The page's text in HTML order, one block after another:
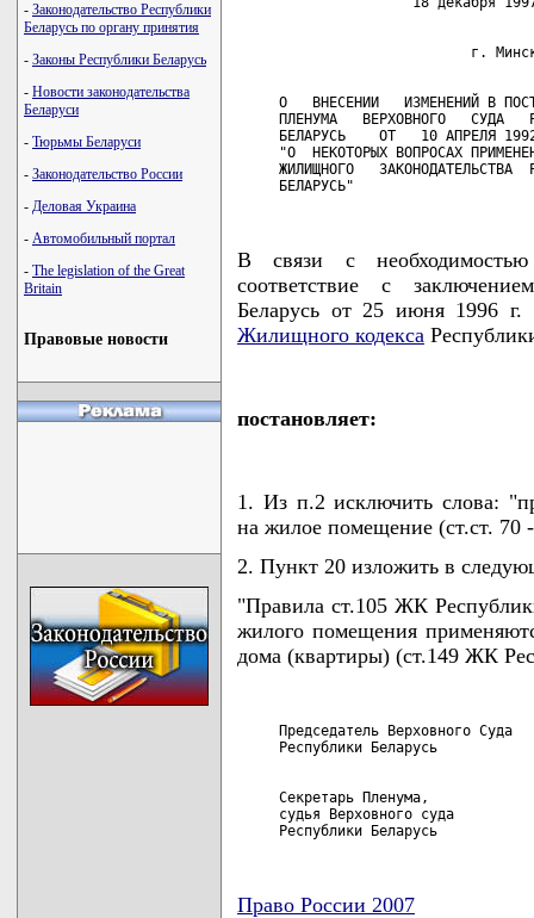
- Законодательство Республики
Беларусь по органу принятия
- Законы Республики Беларусь
- Новости законодательства
Беларуси
- Тюрьмы Беларуси
- Законодательство России
- Деловая Украина
- Автомобильный портал
- The legislation of the Great
Britain
Правовые новости
О   ВНЕСЕНИИ   ИЗМЕНЕНИЙ В
ПЛЕНУМА   ВЕРХОВНОГО   СУДА
БЕЛАРУСЬ    ОТ   10 АПРЕЛЯ
"О  НЕКОТОРЫХ ВОПРОСАХ
ЖИЛИЩНОГО   ЗАКОНОДАТЕЛЬСТВА
     БЕЛАРУСЬ"
В связи с
соответствие с
Беларусь от 25 июня 1996 г.
Жилищного кодекса
постановляет:
1. Из п.2 исключить слова:
на жилое помещение (ст.ст.
2. Пункт 20 изложить в
"Правила ст.105 ЖК
жилого помещения
дома (квартиры) (ст.149 ЖК
     Председатель Верховного Суда
     Секретарь Пленума,
     судья Верховного суда
Республики Беларусь
Право России 2007